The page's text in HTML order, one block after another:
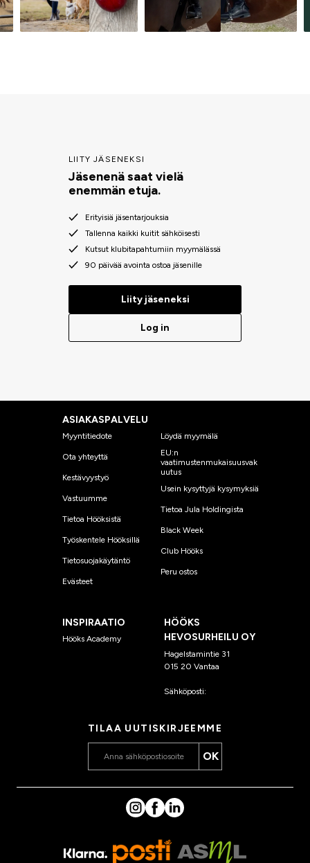
LIITY JÄSENEKSI
Jäsenenä saat vielä
enemmän etuja.
Erityisiä jäsentarjouksia
Tallenna kaikki kuitit sähköisesti
Kutsut klubitapahtumiin myymälässä
90 päivää avointa ostoa jäsenille
Liity jäseneksi
Log in
ASIAKASPALVELU
Myyntitiedote
Ota yhteyttä
Kestävyystyö
Vastuumme
Tietoa Hööksistä
Työskentele Hööksillä
Tietosuojakäytäntö
Evästeet
Löydä myymälä
EU:n
vaatimustenmukaisuusvak
uutus
Usein kysyttyjä kysymyksiä
Tietoa Jula Holdingista
Black Week
Club Hööks
Peru ostos
INSPIRAATIO
Hööks Academy
HÖÖKS
HEVOSURHEILU OY
Hagelstamintie 31
015 20 Vantaa
Sähköposti:
TILAA UUTISKIRJEEMME
OK